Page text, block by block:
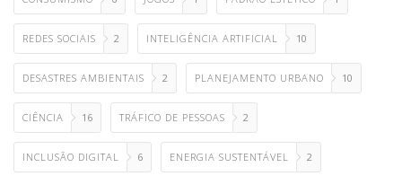
REDES SOCIAIS 2 INTELIGÊNCIA ARTIFICIAL 10
DESASTRES AMBIENTAIS 2 PLANEJAMENTO URBANO 10
CIÊNCIA 16 TRÁFICO DE PESSOAS 2
INCLUSÃO DIGITAL 6 ENERGIA SUSTENTÁVEL 2